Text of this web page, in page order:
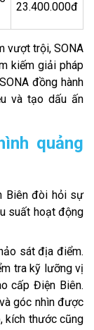
23.400.000đ
vượt trội, SONA
kiếm giải pháp
đồng hành
và tạo dấu ấn
quảng
Biên đòi hỏi sự
suất hoạt động
sát địa điểm.
tra kỹ lưỡng vị
cấp Điện Biên.
góc nhìn được
kích thước cũng